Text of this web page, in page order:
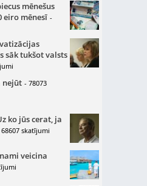
mēnešus
eiro mēnesī -
sāk tukšot valsts
nejūt - 78073
ko jūs cerat, ja
skatījumi
veicina